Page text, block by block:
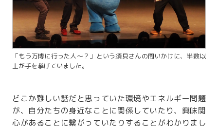
「もう万博に行った人～？」という須貝さんの問いかけに、半数以
上が手を挙げていました。
どこか難しい話だと思っていた環境やエネルギー問題
が、自分たちの身近なことに関係していたり、興味関
心があることに繋がっていたりすることがわかりまし